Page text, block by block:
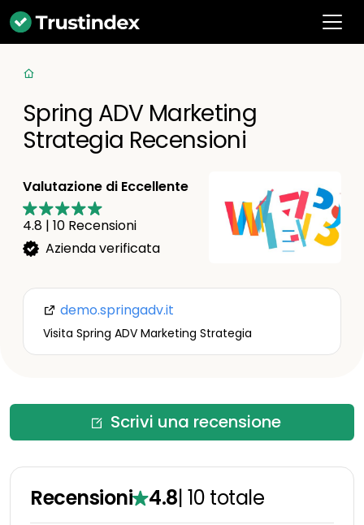
Spring ADV Marketing
Strategia Recensioni
Valutazione di Eccellente
4.8 | 10 Recensioni
Azienda verificata
demo.springadv.it
Visita Spring ADV Marketing Strategia
Scrivi una recensione
Recensioni 4.8| 10 totale